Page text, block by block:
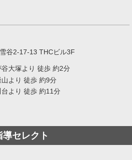
谷2-17-13 THCビル3F
大塚より 徒歩 約2分
より 徒歩 約9分
より 徒歩 約11分
セレクト